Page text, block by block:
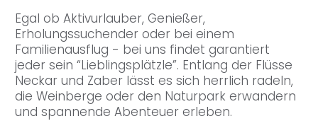
Egal ob Aktivurlauber, Genießer,
Erholungssuchender oder bei einem
Familienausflug - bei uns findet garantiert
jeder sein “Lieblingsplätzle”. Entlang der Flüsse
Neckar und Zaber lässt es sich herrlich radeln,
die Weinberge oder den Naturpark erwandern
und spannende Abenteuer erleben.